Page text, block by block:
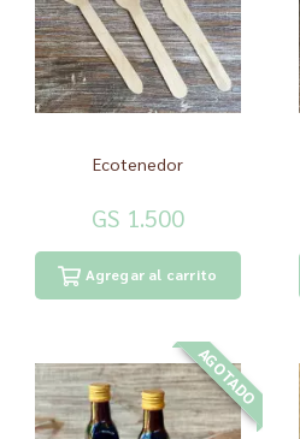
Ecotenedor
GS 1.500
Agregar al carrito
AGOTADO